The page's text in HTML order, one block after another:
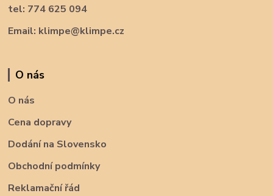
tel: 774 625 094
Email: klimpe@klimpe.cz
O nás
O nás
Cena dopravy
Dodání na Slovensko
Obchodní podmínky
Reklamační řád